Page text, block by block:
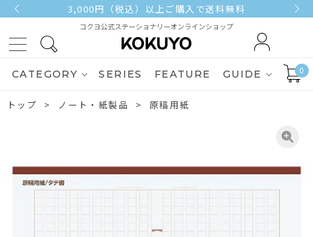
3,000円（税込）以上ご購入で送料無料
コクヨ公式ステーショナリーオンラインショップ
CATEGORY SERIES FEATURE GUIDE 0
トップ ノート・紙製品 原稿用紙